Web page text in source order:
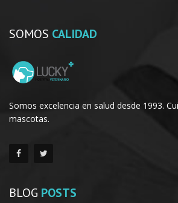
SOMOS CALIDAD
Somos excelencia en salud desde 1993.
mascotas.
BLOG POSTS